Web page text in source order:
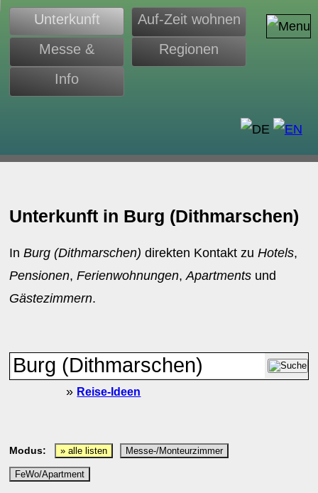
Unterkunft
Auf-Zeit wohnen
Messe &
Monteure
Regionen
Info
Unterkunft in Burg (Dithmarschen)
InBurg (Dithmarschen) direkten Kontakt zuHotels,
Pensionen,Ferienwohnungen,Apartments und
Gästezimmern.
» Reise-Ideen
Modus: » alle listen Messe-/Monteurzimmer
FeWo/Apartment